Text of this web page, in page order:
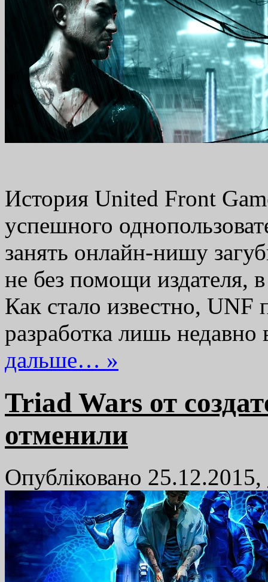
История United Front
успешного
занять онлайн-нишу
не без помощи издателя,
Как стало известно, UNF
разработка лишь
дальше… »
Triad Wars от
отменили
Опубліковано 25.12.2015,